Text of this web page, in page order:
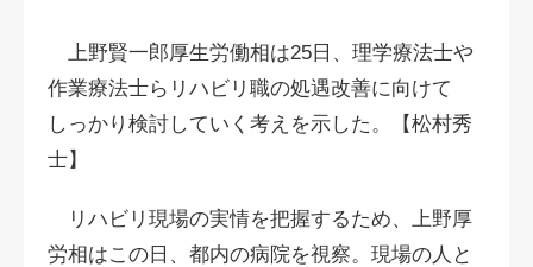
上野賢一郎厚生労働相は25日、理学療法士や
作業療法士らリハビリ職の処遇改善に向けて
しっかり検討していく考えを示した。【松村秀
士】
リハビリ現場の実情を把握するため、上野厚
労相はこの日、都内の病院を視察。現場の人と